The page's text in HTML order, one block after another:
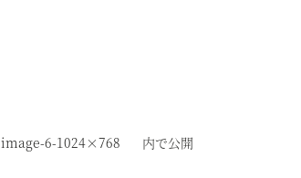
image-6-1024×768 内で公開